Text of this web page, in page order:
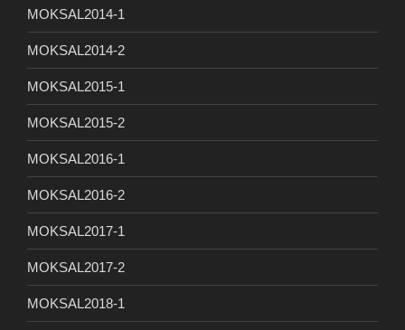
MOKSAL2014-1
MOKSAL2014-2
MOKSAL2015-1
MOKSAL2015-2
MOKSAL2016-1
MOKSAL2016-2
MOKSAL2017-1
MOKSAL2017-2
MOKSAL2018-1